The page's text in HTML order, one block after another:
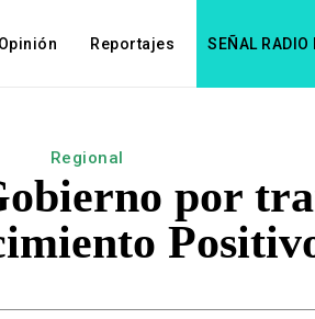
Reportajes SEÑAL RADIO
Regional
por